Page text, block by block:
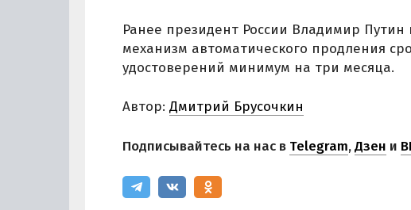
Ранее президент России Владимир Путин
механизм автоматического продления
удостоверений минимум на три месяца.
Автор: Дмитрий Брусочкин
Подписывайтесь на нас в Telegram,Дзен и